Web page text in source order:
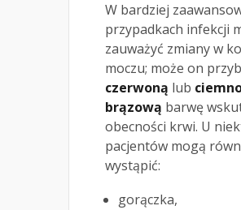
W bardziej
przypadkach infekcji
zauważyć zmiany w
moczu; może on
czerwoną lub
brązową barwę
obecności krwi. U
pacjentów mogą
wystąpić:
gorączka,